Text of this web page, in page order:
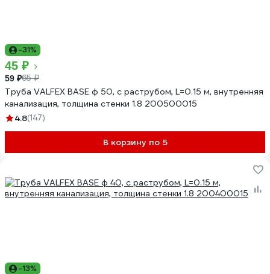
-31%
45 ₽
59 ₽65 ₽
Труба VALFEX BASE ф 50, с раструбом, L=0.15 м, внутренняя
канализация, толщина стенки 1.8 200500015
4.8(147)
В корзину по 5
-13%